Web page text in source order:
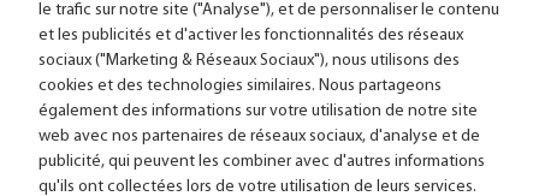
Livraison gratuite à partir de 99,-
Conseils sur mesure
Plus de 25 000 lampes en stock
le trafic sur notre site ("Analyse"), et de personnaliser le contenu
et les publicités et d'activer les fonctionnalités des réseaux
sociaux ("Marketing & Réseaux Sociaux"), nous utilisons des
cookies et des technologies similaires. Nous partageons
également des informations sur votre utilisation de notre site
web avec nos partenaires de réseaux sociaux, d'analyse et de
publicité, qui peuvent les combiner avec d'autres informations
qu'ils ont collectées lors de votre utilisation de leurs services.